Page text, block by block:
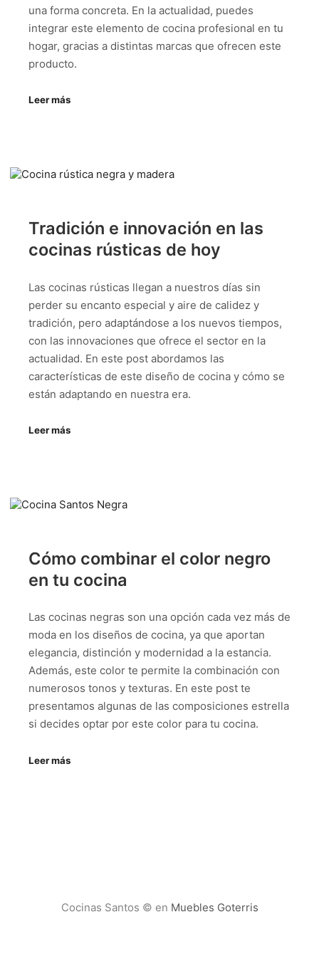
una forma concreta. En la actualidad, puedes
integrar este elemento de cocina profesional en tu
hogar, gracias a distintas marcas que ofrecen este
producto.
Leer más
Tradición e innovación en las
cocinas rústicas de hoy
Las cocinas rústicas llegan a nuestros días sin
perder su encanto especial y aire de calidez y
tradición, pero adaptándose a los nuevos tiempos,
con las innovaciones que ofrece el sector en la
actualidad. En este post abordamos las
características de este diseño de cocina y cómo se
están adaptando en nuestra era.
Leer más
Cómo combinar el color negro
en tu cocina
Las cocinas negras son una opción cada vez más de
moda en los diseños de cocina, ya que aportan
elegancia, distinción y modernidad a la estancia.
Además, este color te permite la combinación con
numerosos tonos y texturas. En este post te
presentamos algunas de las composiciones estrella
si decides optar por este color para tu cocina.
Leer más
Cocinas Santos © en Muebles Goterris